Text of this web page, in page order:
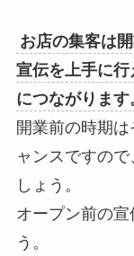
お店の集客は
宣伝を上手に
につながります
開業前の時期
ャンスですの
しょう。
オープン前の
う。